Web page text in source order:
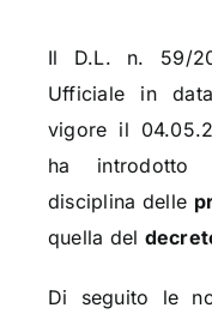
Il D.L. n. 59/
Ufficiale in
vigore il
ha introdotto
disciplina delle
quella del
Di seguito le